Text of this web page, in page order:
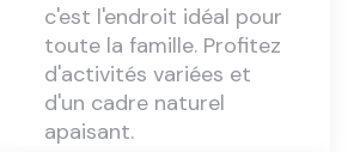
c'est l'endroit idéal pour
toute la famille. Profitez
d'activités variées et
d'un cadre naturel
apaisant.